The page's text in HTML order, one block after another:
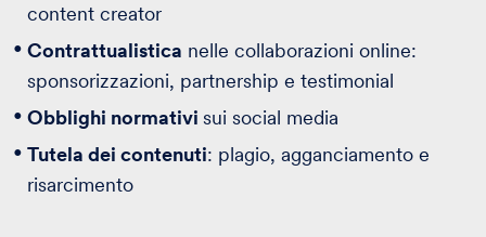
content creator
Contrattualistica nelle collaborazioni online:
sponsorizzazioni, partnership e testimonial
Obblighi normativisui social media
Tutela dei contenuti: plagio, agganciamento e
risarcimento